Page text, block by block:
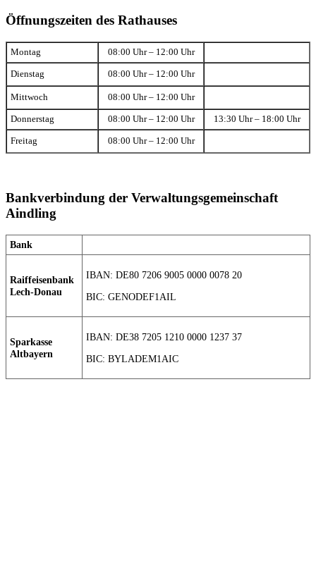
Öffnungszeiten des Rathauses
Montag 08:00 Uhr – 12:00 Uhr
Dienstag 08:00 Uhr – 12:00 Uhr
Mittwoch 08:00 Uhr – 12:00 Uhr
Donnerstag 08:00 Uhr – 12:00 Uhr 13:30 Uhr – 18:00 Uhr
Freitag 08:00 Uhr – 12:00 Uhr
Bankverbindung der Verwaltungsgemeinschaft
Aindling
Bank
Raiffeisenbank
Lech-Donau
IBAN: DE80 7206 9005 0000 0078 20
BIC: GENODEF1AIL
Sparkasse
Altbayern
IBAN: DE38 7205 1210 0000 1237 37
BIC: BYLADEM1AIC